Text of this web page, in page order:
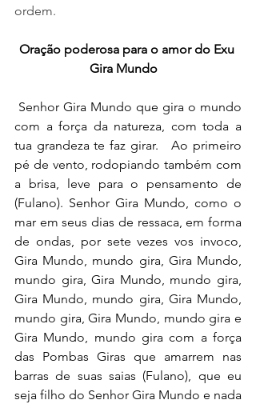
ordem.
Oração poderosa para o amor do Exu
Gira Mundo
com a força da natureza, com toda a
tua grandeza te faz girar.   Ao primeiro
pé de vento, rodopiando também com
a brisa, leve para o pensamento de
(Fulano). Senhor Gira Mundo, como o
mar em seus dias de ressaca, em forma
de ondas, por sete vezes vos invoco,
Gira Mundo, mundo gira, Gira Mundo,
mundo gira, Gira Mundo, mundo gira,
Gira Mundo, mundo gira, Gira Mundo,
mundo gira, Gira Mundo, mundo gira e
Gira Mundo, mundo gira com a força
das Pombas Giras que amarrem nas
barras de suas saias (Fulano), que eu
seja filho do Senhor Gira Mundo e nada